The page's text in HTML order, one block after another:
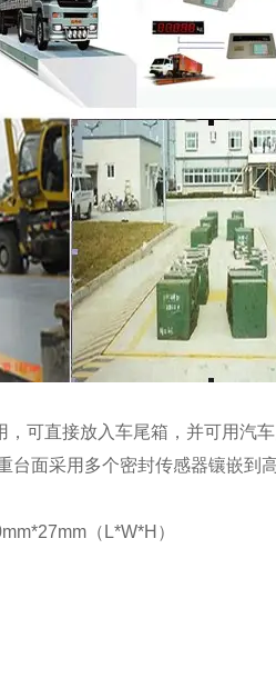
，可直接放入车尾箱，并可用汽
台面采用多个密封传感器镶嵌到
（L*W*H）